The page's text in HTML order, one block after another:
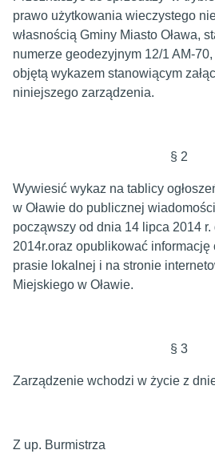
prawo użytkowania wieczystego
własnością Gminy Miasto Oława,
numerze geodezyjnym 12/1 AM-70,
objętą wykazem stanowiącym
niniejszego zarządzenia.
§ 2
Wywiesić wykaz na tablicy
w Oławie do publicznej
począwszy od dnia 14 lipca 2014
2014r.oraz opublikować
prasie lokalnej i na stronie
Miejskiego w Oławie.
§ 3
Zarządzenie wchodzi w życie z
Z up. Burmistrza